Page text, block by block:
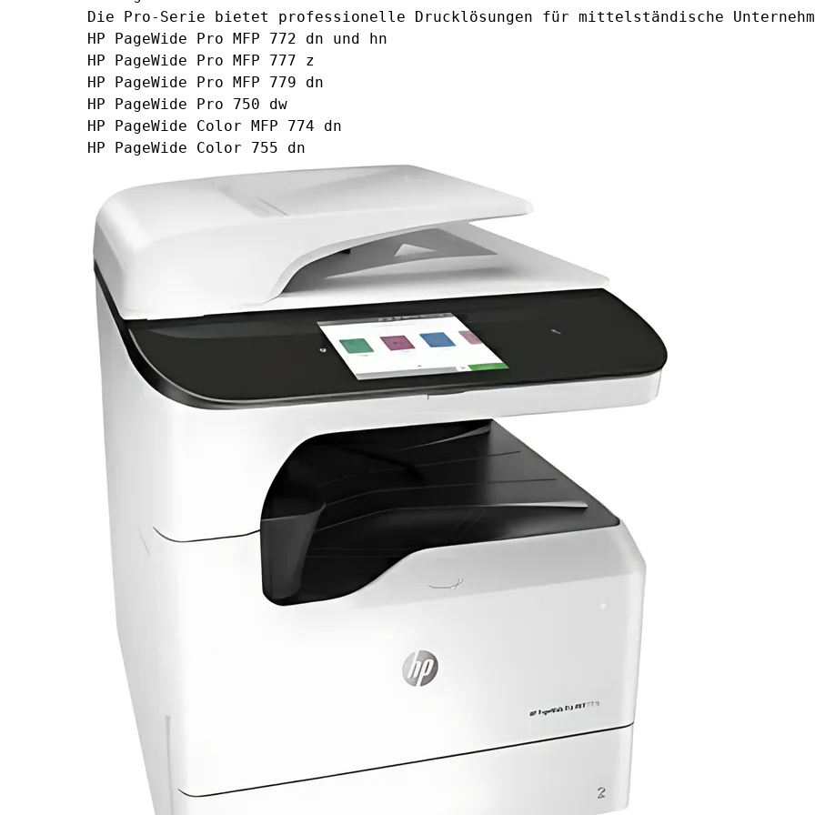
Die Pro-Serie bietet professionelle Drucklösungen für mittelständische
HP PageWide Pro MFP 772 dn und hn
HP PageWide Pro MFP 777 z
HP PageWide Pro MFP 779 dn
HP PageWide Pro 750 dw
HP PageWide Color MFP 774 dn
HP PageWide Color 755 dn